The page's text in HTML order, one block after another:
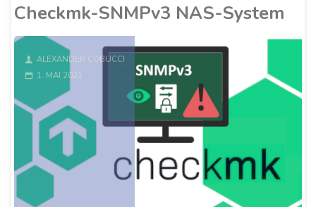
Checkmk-SNMPv3 NAS-System
ALEXANDER COBUCCI
1. MAI 2021